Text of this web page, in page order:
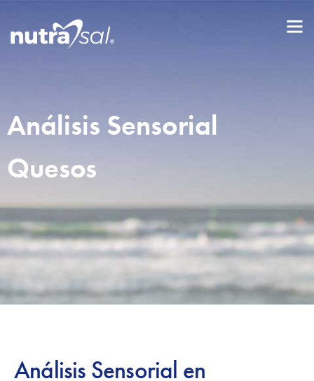
Análisis Sensorial
Quesos
Análisis Sensorial en